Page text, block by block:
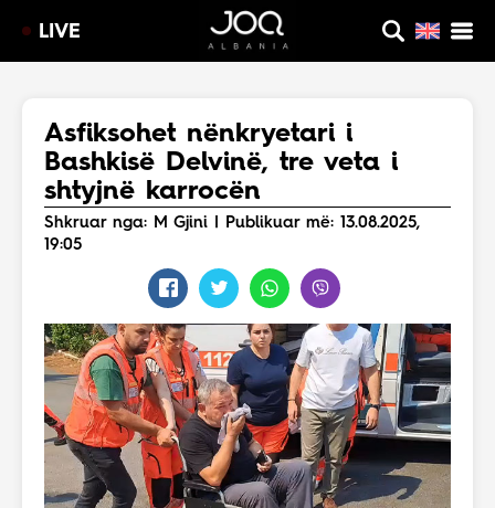
LIVE
Asfiksohet nënkryetari i
Bashkisë Delvinë, tre veta i
shtyjnë karrocën
Shkruar nga: M Gjini | Publikuar më: 13.08.2025,
19:05